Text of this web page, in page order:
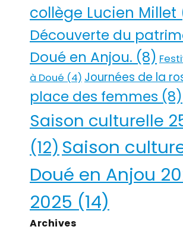
collège Lucien Millet
Découverte du
Doué en Anjou. (8)
à Doué (4) Journées de la
place des femmes (8)
Saison culturelle
(12) Saison
Doué en Anjou
2025 (14)
Archives